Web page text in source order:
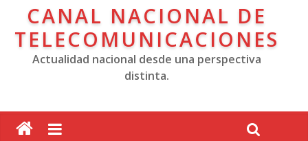
CANAL NACIONAL DE
TELECOMUNICACIONES
Actualidad nacional desde una perspectiva
distinta.